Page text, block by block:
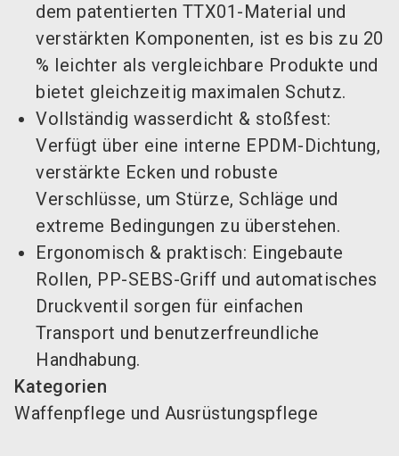
dem patentierten TTX01-Material und
verstärkten Komponenten, ist es bis zu 20
% leichter als vergleichbare Produkte und
bietet gleichzeitig maximalen Schutz.
Vollständig wasserdicht & stoßfest:
Verfügt über eine interne EPDM-Dichtung,
verstärkte Ecken und robuste
Verschlüsse, um Stürze, Schläge und
extreme Bedingungen zu überstehen.
Ergonomisch & praktisch: Eingebaute
Rollen, PP-SEBS-Griff und automatisches
Druckventil sorgen für einfachen
Transport und benutzerfreundliche
Handhabung.
Kategorien
Waffenpflege und Ausrüstungspflege